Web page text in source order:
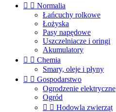
  Normalia
Łańcuchy rolkowe
Łożyska
Pasy napędowe
Uszczelniacze i oringi
Akumulatory
  Chemia
Smary, oleje i płyny
  Gospodarstwo
Ogrodzenie elektryczne
Ogród
  Hodowla zwierząt